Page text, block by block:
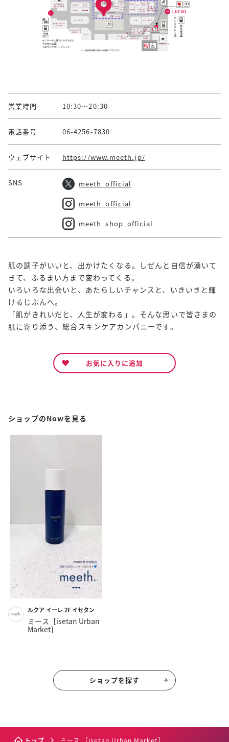
営業時間 10:30～20:30
電話番号 06-4256-7830
ウェブサイト https://www.meeth.jp/
SNS meeth_official
meeth_official
meeth_shop_official
肌の調子がいいと、出かけたくなる。しぜんと自信が湧いて
きて、ふるまい方まで変わってくる。
いろいろな出会いと、あたらしいチャンスと、いきいきと輝
けるじぶんへ。
「肌がきれいだと、人生が変わる」。そんな思いで皆さまの
肌に寄り添う、総合スキンケアカンパニーです。
お気に入りに追加
ショップのNowを見る
ルクア イーレ 2F イセタン
ミース［isetan Urban
Market］
ショップを探す
トップ ミース ［isetan Urban Market］